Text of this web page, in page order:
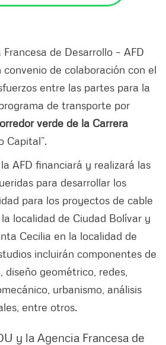
de Desarrollo – AFD
convenio de colaboración con el
entre las partes para la
de transporte por
verde de la Carrera
Capital”.
AFD financiará y realizará las
para desarrollar los
para los proyectos de cable
localidad de Ciudad Bolívar y
Cecilia en la localidad de
incluirán componentes de
geométrico, redes,
urbanismo, análisis
entre otros.
y la Agencia Francesa de